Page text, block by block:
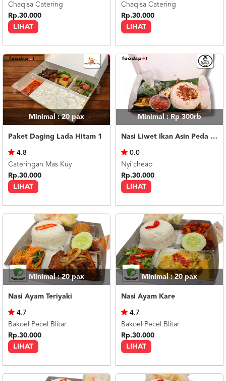
LIHAT
Chaqisa Catering
Rp.30.000
LIHAT
Chaqisa Catering
Rp.30.000
Minimal : 20pax
Paket Daging Lada Hitam 1
LIHAT
4.8
Cateringan Mas Kuy
Rp.30.000
Minimal : Rp 300rb
Nasi Liwet Ikan Asin Peda Kangkung Rebus
LIHAT
0.0
Nyi'cheap
Rp.30.000
Minimal : 20pax
Nasi Ayam Teriyaki
LIHAT
4.7
Bakoel Pecel Blitar
Rp.30.000
Minimal : 20pax
Nasi Ayam Kare
LIHAT
4.7
Bakoel Pecel Blitar
Rp.30.000